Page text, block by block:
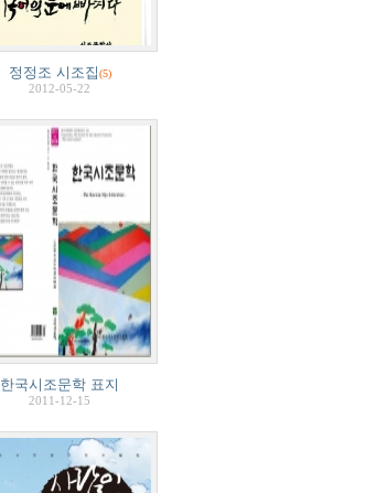
정정조 시조집(5)
2012-05-22
한국시조문학 표지
2011-12-15